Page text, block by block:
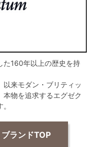
た160年以上の歴史を持
来モダン・ブリティッ
本物を追求するエグゼク
ランドTOP